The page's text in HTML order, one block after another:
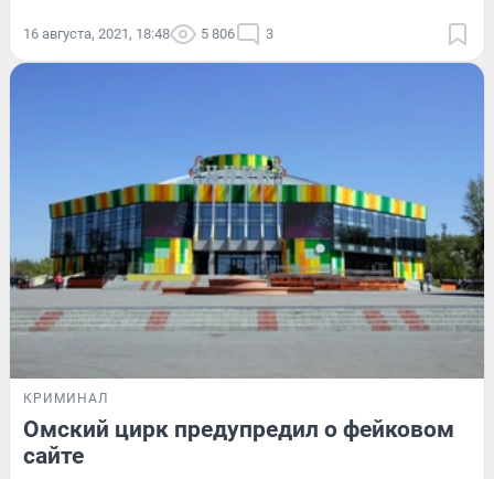
16 августа, 2021, 18:48 5 806 3
КРИМИНАЛ
Омский цирк предупредил о фейковом
сайте